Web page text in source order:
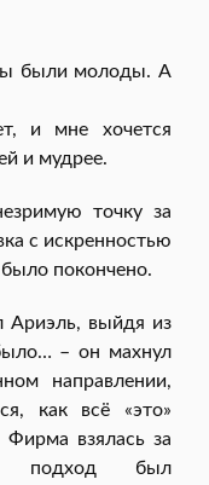
были молоды. А
и мне хочется
и мудрее.
точку за
с искренностью
покончено.
выйдя из
– он махнул
направлении,
как всё «это»
взялась за
подход был